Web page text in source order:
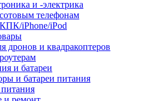
и -электрика
телефонам
iPhone/iPod
дронов и квадракоптеров
и батареи
и батареи питания